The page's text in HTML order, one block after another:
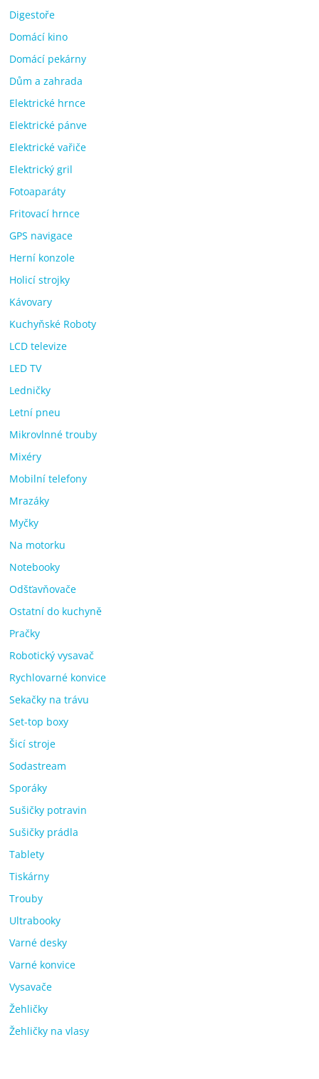
Digestoře
Domácí kino
Domácí pekárny
Dům a zahrada
Elektrické hrnce
Elektrické pánve
Elektrické vařiče
Elektrický gril
Fotoaparáty
Fritovací hrnce
GPS navigace
Herní konzole
Holicí strojky
Kávovary
Kuchyňské Roboty
LCD televize
LED TV
Ledničky
Letní pneu
Mikrovlnné trouby
Mixéry
Mobilní telefony
Mrazáky
Myčky
Na motorku
Notebooky
Odšťavňovače
Ostatní do kuchyně
Pračky
Robotický vysavač
Rychlovarné konvice
Sekačky na trávu
Set-top boxy
Šicí stroje
Sodastream
Sporáky
Sušičky potravin
Sušičky prádla
Tablety
Tiskárny
Trouby
Ultrabooky
Varné desky
Varné konvice
Vysavače
Žehličky
Žehličky na vlasy